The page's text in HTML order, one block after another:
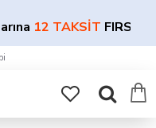
12 TAKSİTFIRSATI!